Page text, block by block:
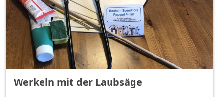
Werkeln mit der Laubsäge